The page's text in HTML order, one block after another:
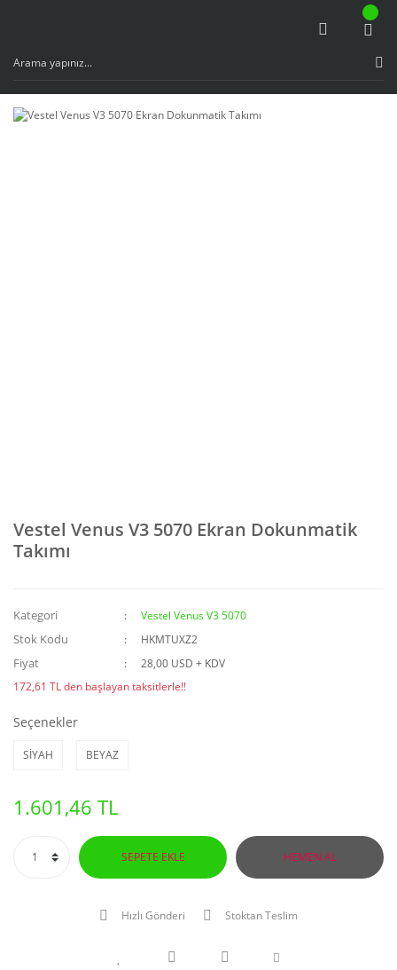
Vestel Venus V3 5070 Ekran Dokunmatik
Takımı
Kategori Vestel Venus V3 5070
Stok Kodu HKMTUXZ2
Fiyat
28,00 USD + KDV
172,61 TL den başlayan taksitlerle!!
Seçenekler
SİYAH BEYAZ
1.601,46 TL
SEPETE EKLE HEMEN AL
Hızlı Gönderi Stoktan Teslim